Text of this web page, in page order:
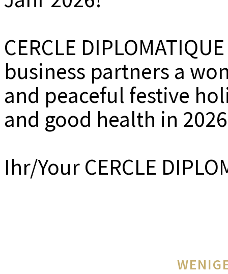
CERCLE
business partners a
and peaceful festive
and good health in
Ihr/Your CERCLE